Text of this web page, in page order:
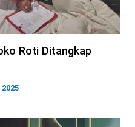
Roti Ditangkap